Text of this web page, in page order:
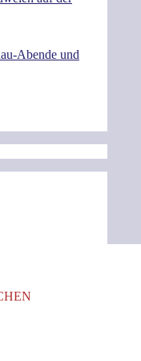
Abende und